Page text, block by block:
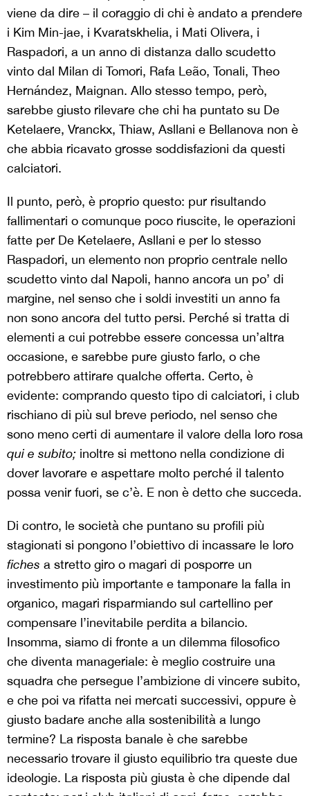
viene da dire – il coraggio di chi è andato a prendere
i Kim Min-jae, i Kvaratskhelia, i Mati Olivera, i
Raspadori, a un anno di distanza dallo scudetto
vinto dal Milan di Tomori, Rafa Leão, Tonali, Theo
Hernández, Maignan. Allo stesso tempo, però,
sarebbe giusto rilevare che chi ha puntato su De
Ketelaere, Vranckx, Thiaw, Asllani e Bellanova non è
che abbia ricavato grosse soddisfazioni da questi
calciatori.
Il punto, però, è proprio questo: pur risultando
fallimentari o comunque poco riuscite, le operazioni
fatte per De Ketelaere, Asllani e per lo stesso
Raspadori, un elemento non proprio centrale nello
scudetto vinto dal Napoli, hanno ancora un po’ di
margine, nel senso che i soldi investiti un anno fa
non sono ancora del tutto persi. Perché si tratta di
elementi a cui potrebbe essere concessa un’altra
occasione, e sarebbe pure giusto farlo, o che
potrebbero attirare qualche offerta. Certo, è
evidente: comprando questo tipo di calciatori, i club
rischiano di più sul breve periodo, nel senso che
sono meno certi di aumentare il valore della loro rosa
qui e subito; inoltre si mettono nella condizione di
dover lavorare e aspettare molto perché il talento
possa venir fuori, se c’è. E non è detto che succeda.
Di contro, le società che puntano su profili più
stagionati si pongono l’obiettivo di incassare le loro
fiches a stretto giro o magari di posporre un
investimento più importante e tamponare la falla in
organico, magari risparmiando sul cartellino per
compensare l’inevitabile perdita a bilancio.
Insomma, siamo di fronte a un dilemma filosofico
che diventa manageriale: è meglio costruire una
squadra che persegue l’ambizione di vincere subito,
e che poi va rifatta nei mercati successivi, oppure è
giusto badare anche alla sostenibilità a lungo
termine? La risposta banale è che sarebbe
necessario trovare il giusto equilibrio tra queste due
ideologie. La risposta più giusta è che dipende dal